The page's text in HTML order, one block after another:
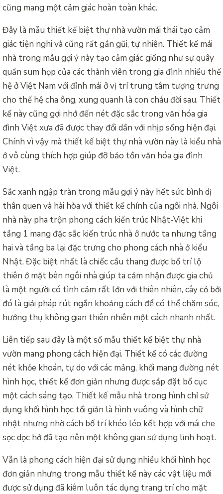
cũng mang một cảm giác hoàn toàn khác.
Đây là mẫu thiết kế biệt thự nhà vườn mái thái tạo cảm
giác tiện nghi và cũng rất gần gũi, tự nhiên. Thiết kế mái
nhà trong mẫu gợi ý này tạo cảm giác giống như sự quây
quần sum họp của các thành viên trong gia đình nhiều thế
hệ ở Việt Nam với đỉnh mái ở vị trí trung tâm tượng trưng
cho thế hệ cha ông, xung quanh là con cháu đời sau. Thiết
kế này cũng gợi nhớ đến nét đặc sắc trong văn hóa gia
đình Việt xưa đã được thay đổi dần với nhịp sống hiện đại.
Chính vì vậy mà thiết kế biệt thự nhà vườn này là kiểu nhà
ở vô cùng thích hợp giúp đỡ bảo tồn văn hóa gia đình
Việt.
Sắc xanh ngập tràn trong mẫu gợi ý này hết sức bình dị
thân quen và hài hòa với thiết kế chính của ngôi nhà. Ngôi
nhà này pha trộn phong cách kiến trúc Nhật-Việt khi
tầng 1 mang đặc sắc kiến trúc nhà ở nước ta nhưng tầng
hai và tầng ba lại đặc trưng cho phong cách nhà ở kiểu
Nhật. Đặc biệt nhất là chiếc cầu thang được bố trí lộ
thiên ở mặt bên ngôi nhà giúp ta cảm nhận được gia chủ
là một người có tình cảm rất lớn với thiên nhiên, cây cỏ bởi
đó là giải pháp rút ngắn khoảng cách để có thể chăm sóc,
hưởng thụ không gian thiên nhiên một cách nhanh nhất.
Liên tiếp sau đây là một số mẫu thiết kế biệt thự nhà
vườn mang phong cách hiện đại. Thiết kế có các đường
nét khỏe khoán, tự do với các mảng, khối mang đường nét
hình học, thiết kế đơn giản nhưng được sắp đặt bố cục
một cách sáng tạo. Thiết kế mẫu nhà trong hình chỉ sử
dụng khối hình học tối giản là hình vuông và hình chữ
nhật nhưng nhờ cách bố trí khéo léo kết hợp với mái che
sọc dọc hở đã tạo nên một không gian sử dụng linh hoạt.
Vẫn là phong cách hiện đại sử dụng nhiều khối hình học
đơn giản nhưng trong mẫu thiết kế này các vật liệu mới
được sử dụng đã kiêm luôn tác dụng trang trí cho mặt